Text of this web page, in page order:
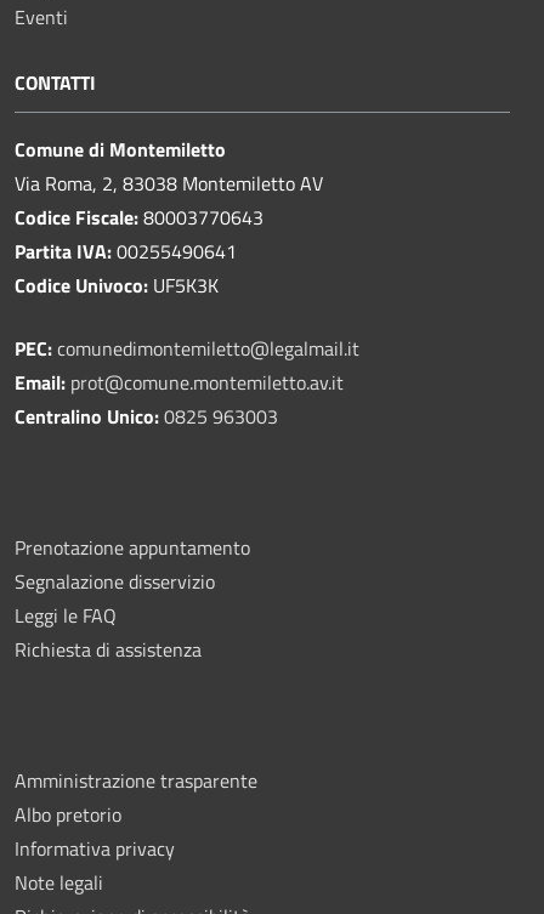
Eventi
CONTATTI
Comune di Montemiletto
Via Roma, 2, 83038 Montemiletto AV
Codice Fiscale:80003770643
Partita IVA:00255490641
Codice Univoco: UF5K3K
PEC:comunedimontemiletto@legalmail.it
Email: prot@comune.montemiletto.av.it
Centralino Unico:0825 963003
Prenotazione appuntamento
Segnalazione disservizio
Leggi le FAQ
Richiesta di assistenza
Amministrazione trasparente
Albo pretorio
Informativa privacy
Note legali